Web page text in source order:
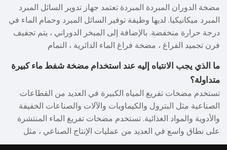
مضخة الدوران المبردة المبردة تعتمد جهاز تدوير السائل المبرد
المبرد ميكانيكيا. لديها وظيفة توفير السائل المبرد وحمام الماء في
درجة حرارة منخفضة. بالإضافة إلى المبخر الدوراني ، يتم تجفيف
فرن تجميد الفراغ ، مضخة فراغ الماء الدائرية ، النمام
وتخزين الأدوية تحت درجة حرارة منخفضة متعددة الوظائف. لديها
وظائف توفير حمام سائل بدرجة حرارة ثابتة منخفضة الحرارة ،
تبريد تكثيف درجة حرارة ثابتة منخفضة ، تخزين درجة حرارة ثابتة
منخفضة ، إنشاء حقل درجة حرارة ثابتة ثانية منخفضة ، وما إلى
ذلك ، ويستخدم على نطاق واسع في الطب ، الصناعة الكيميائية ،
تجارب البحث العلمي وما شابه ذلك.
ما الذي يجب الانتباه إليه عند استخدام مضخة شفط ماء كبيرة
متداولة؟
تستخدم مضخات تفريغ المياه الكبيرة في العديد من القطاعات
الصناعية مثل البترول والكيماويات والآلات والصناعات الخفيفة
والأدوية والمواد الغذائية. تستخدم مضخات تفريغ الماء المنتشرة
على نطاق واسع في العديد من عمليات الإنتاج الصناعي ، مثل
الترشيح الفراغي ، وتحويل الماء الفراغي ، والتغذية الفراغية ،